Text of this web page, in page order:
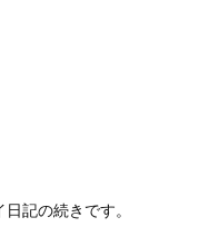
記の続きです。